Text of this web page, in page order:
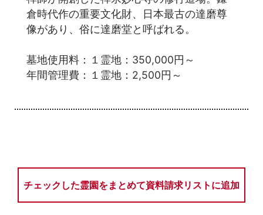
倉時代作の重要文化財、日本最古の達磨尊
像があり、俗に達磨堂と呼ばれる。
墓地使用料：１霊地：350,000円～
年間管理費：１霊地：2,500円～
チェックした霊園をまとめて資料請求リストに追加